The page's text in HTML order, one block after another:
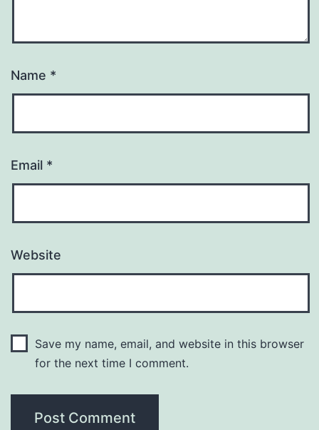
Name *
Email *
Website
Save my name, email, and website in this browser
for the next time I comment.